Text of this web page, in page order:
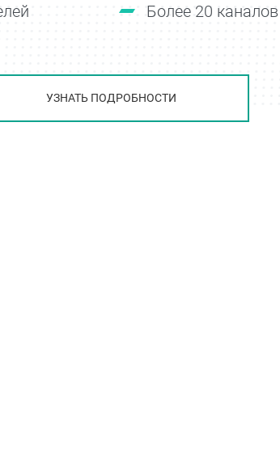
Более 20
УЗНАТЬ ПОДРОБНОСТИ